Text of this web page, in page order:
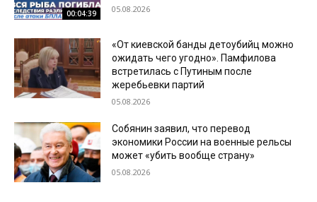
00:04:39 05.08.2026
«От киевской банды детоубийц можно
ожидать чего угодно». Памфилова
встретилась с Путиным после
жеребьевки партий
05.08.2026
Собянин заявил, что перевод
экономики России на военные рельсы
может «убить вообще страну»
05.08.2026